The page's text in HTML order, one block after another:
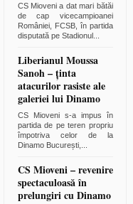
CS Mioveni a dat mari bătăi
de cap vicecampioanei
României, FCSB, în partida
disputată pe Stadionul...
Liberianul Moussa
Sanoh – ținta
atacurilor rasiste ale
galeriei lui Dinamo
CS Mioveni s-a impus în
partida de pe teren propriu
împotriva celor de la
Dinamo București,
CS Mioveni – revenire
spectaculoasă în
prelungiri cu Dinamo